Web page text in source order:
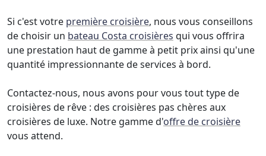
Si c'est votre première croisière, nous vous conseillons
de choisir un bateau Costa croisières qui vous offrira
une prestation haut de gamme à petit prix ainsi qu'une
quantité impressionnante de services à bord.
Contactez-nous, nous avons pour vous tout type de
croisières de rêve : des croisières pas chères aux
croisières de luxe. Notre gamme d'offre de croisière
vous attend.